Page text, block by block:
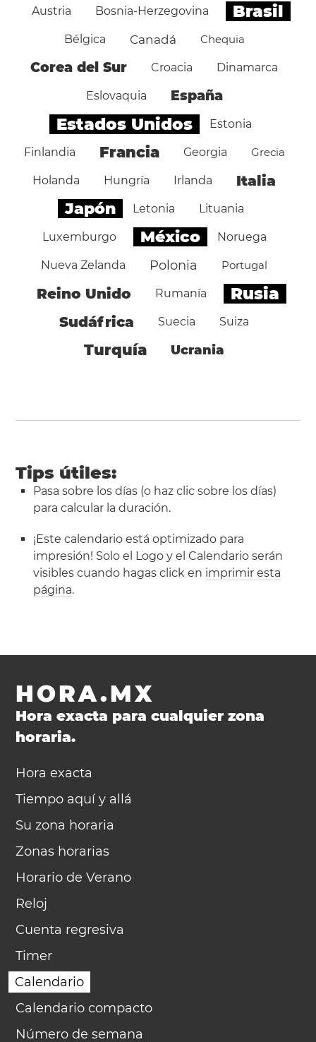
Austria Bosnia-Herzegovina Brasil
Bélgica Canadá Chequia
Corea del Sur Croacia Dinamarca
Eslovaquia España
Estados Unidos Estonia
Finlandia Francia Georgia Grecia
Holanda Hungría Irlanda Italia
Japón Letonia Lituania
Luxemburgo México Noruega
Nueva Zelanda Polonia Portugal
Reino Unido Rumanía Rusia
Sudáfrica Suecia Suiza
Turquía Ucrania
Tips útiles:
Pasa sobre los días (o haz clic sobre los días)
para calcular la duración.
¡Este calendario está optimizado para
impresión! Solo el Logo y el Calendario serán
visibles cuando hagas click en imprimir esta
página.
HORA.MX
Hora exacta para cualquier zona
horaria.
Hora exacta
Tiempo aquí y allá
Su zona horaria
Zonas horarias
Horario de Verano
Reloj
Cuenta regresiva
Timer
Calendario
Calendario compacto
Número de semana